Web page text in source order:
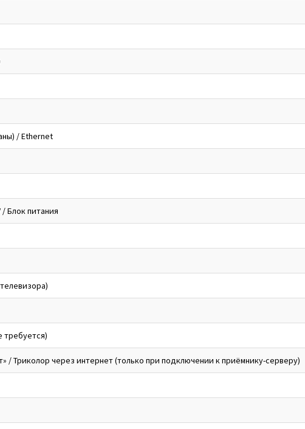
/ Ethernet
Блок питания
требуется)
/ Триколор через интернет (только при подключении к приёмнику-серверу)